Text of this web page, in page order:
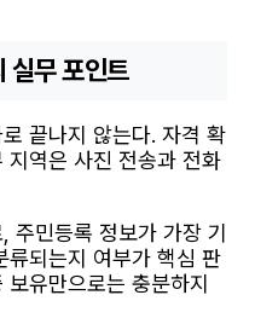
실무 포인트
끝나지 않는다. 자격 확
지역은 사진 전송과 전화
주민등록 정보가 가장 기
류되는지 여부가 핵심 판
유만으로는 충분하지